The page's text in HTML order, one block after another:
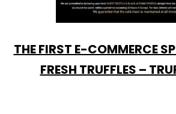
THE FIRST E-COMMERCE
FRESH TRUFFLES –